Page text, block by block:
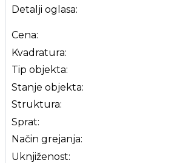
Detalji oglasa:
Cena:
Kvadratura:
Tip objekta:
Stanje objekta:
Struktura:
Sprat:
Način grejanja:
Uknjiženost: